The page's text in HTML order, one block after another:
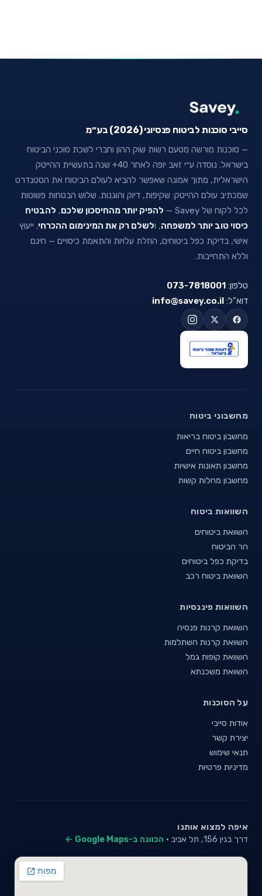
סייבי סוכנות לביטוח פנסיוני (2026) בע״מ
— סוכנות מורשה מטעם רשות שוק ההון וחברי לשכת סוכני הביטוח
בישראל. נוסדה ע״י זאב יופה לאחר 40+ שנה בתעשיית ההייטק
הישראלית, מתוך אמונה שאפשר להביא לעולם הביטוח את הסטנדרט
שמכתיב עולם ההייטק: שקיפות, דיוק והוגנות. שלוש הבטחות פשוטות
לכל לקוח של Savey —
להפיק יותר מהחיסכון שלכם, להבטיח
כיסוי טוב יותר למשפחה, ולשלם רק את המינימום ההכרחי. ייעוץ
אישי, בדיקת כפל ביטוחים, הוזלת עלויות והתאמת כיסויים — חינם
וללא התחייבות.
טלפון: 073-7818001
דוא"ל: info@savey.co.il
מחשבוני ביטוח
מחשבון ביטוח בריאות
מחשבון ביטוח חיים
מחשבון תאונות אישיות
מחשבון מחלות קשות
השוואות ביטוח
השוואת ביטוחים
הר הביטוח
בדיקת כפל ביטוחים
השוואת ביטוח רכב
השוואות פיננסיות
השוואת קרנות פנסיה
השוואת קרנות השתלמות
השוואת קופות גמל
השוואת משכנתא
על הסוכנות
אודות סייבי
יצירת קשר
תנאי שימוש
מדיניות פרטיות
איפה למצוא אותנו
דרך בגין 156, תל אביב · הכוונה ב-Google Maps ←